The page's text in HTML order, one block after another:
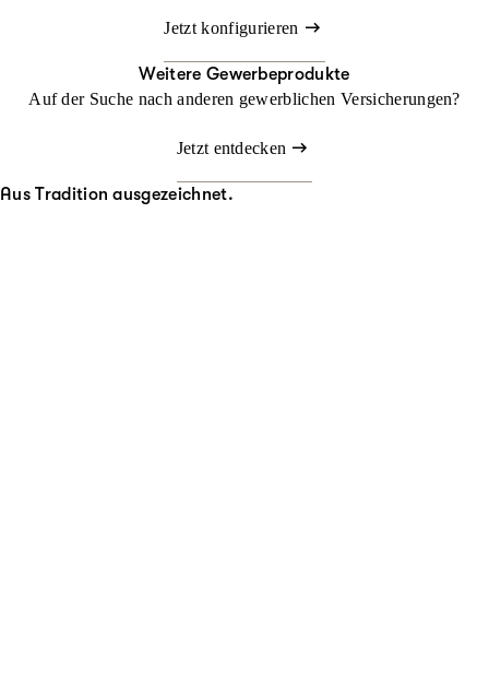
Jetzt konfigurieren
Weitere Gewerbeprodukte
Auf der Suche nach anderen gewerblichen Versicherungen?
Jetzt entdecken
Aus Tradition ausgezeichnet.